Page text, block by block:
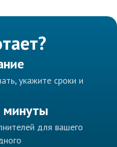
укажите сроки и
минуты
для вашего